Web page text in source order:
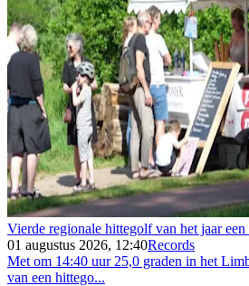
Vierde regionale hittegolf van het jaar een
01 augustus 2026, 12:40Records
Met om 14:40 uur 25,0 graden in het
van een hittego...